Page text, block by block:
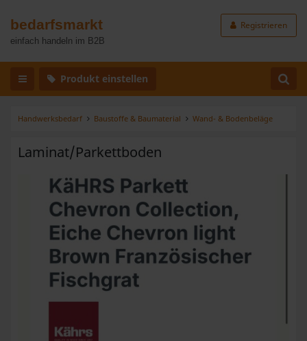
bedarfsmarkt
einfach handeln im B2B
Registrieren
Produkt einstellen
Handwerksbedarf Baustoffe & Baumaterial Wand- & Bodenbeläge
Laminat/Parkettboden
Zurück